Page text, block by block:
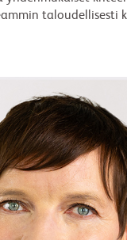
taloudellisesti